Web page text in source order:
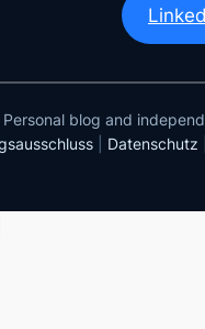
blog and
Datenschutz